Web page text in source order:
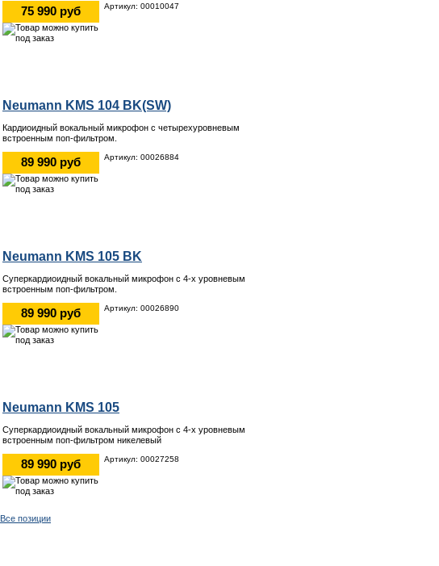
75 990 руб Артикул: 00010047
Neumann KMS 104 BK(SW)
Кардиоидный вокальный микрофон с четырехуровневым
встроенным поп-фильтром.
89 990 руб Артикул: 00026884
Neumann KMS 105 BK
Суперкардиоидный вокальный микрофон с 4-х уровневым
встроенным поп-фильтром.
89 990 руб Артикул: 00026890
Neumann KMS 105
Суперкардиоидный вокальный микрофон с 4-х уровневым
встроенным поп-фильтром никелевый
89 990 руб Артикул: 00027258
Все позиции